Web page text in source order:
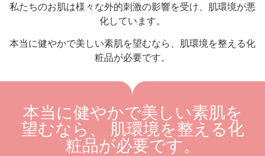
私たちのお肌は様々な外的刺激の影響を受け、肌環境が悪
化しています。
本当に健やかで美しい素肌を望むなら、肌環境を整える化
粧品が必要です。
本当に健やかで美しい素肌を
望むなら、 肌環境を整える化
粧品が必要です。